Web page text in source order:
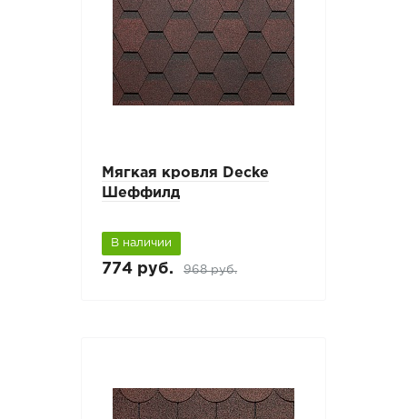
Мягкая кровля Decke
Шеффилд
В наличии
774 руб. 968 руб.